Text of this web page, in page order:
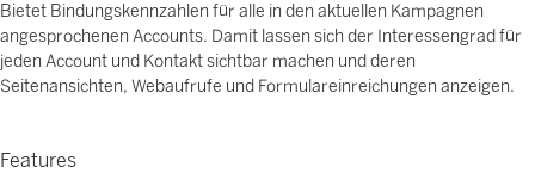
Bietet Bindungskennzahlen für alle in den aktuellen Kampagnen
angesprochenen Accounts. Damit lassen sich der Interessengrad für
jeden Account und Kontakt sichtbar machen und deren
Seitenansichten, Webaufrufe und Formulareinreichungen anzeigen.
Features